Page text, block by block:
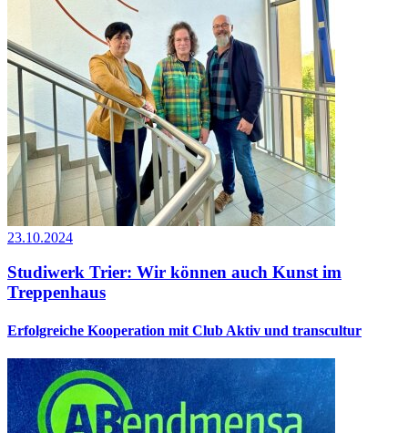
23.10.2024
Studiwerk Trier: Wir können auch Kunst im
Treppenhaus
Erfolgreiche Kooperation mit Club Aktiv und transcultur